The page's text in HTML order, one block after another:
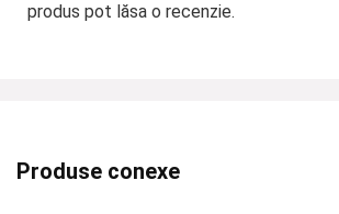
produs pot lăsa o recenzie.
Produse conexe